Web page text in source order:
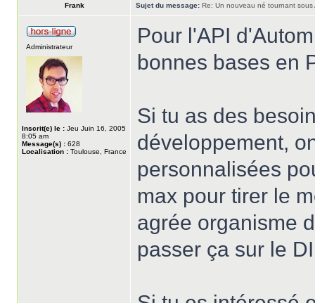
Frank Sujet du message: Re: Un nouveau né tournant sous
Administrateur
Inscrit(e) le : Jeu Juin 16, 2005
8:05 am
Message(s) : 628
Localisation : Toulouse, France
Pour l'API
bonnes bases en
Si tu as des
développement,
personnalisées
max pour tirer le
agrée organisme
passer ça sur le